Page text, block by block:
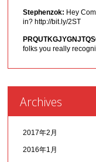
Stephenzok: Hey
in? http://bit.ly/2ST
folks you really
Archives
2017年2月
2016年1月